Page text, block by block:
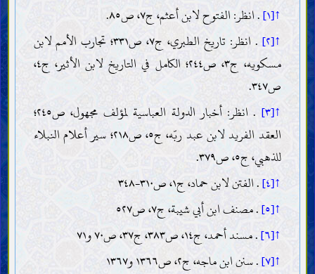
↑[١] . انظر: الفتوح لابن أعثم، ج٧، ص٨٥.
↑[٢]
. انظر: تاريخ الطبري، ج٧، ص٣٣١؛ تجارب الأمم لابن
مسكويه، ج٣، ص٢٤٤؛ الكامل في التاريخ لابن الأثير، ج٤،
ص٣٤٧.
↑[٣]
. انظر: أخبار الدولة العباسية لمؤلف مجهول، ص٢٤٥؛
العقد الفريد لابن عبد ربّه، ج٥، ص٢١٨؛ سير أعلام النبلاء
للذهبي، ج٥، ص٣٧٩.
↑[٤] . الفتن لابن حماد، ج١، ص٣١٠-٣٤٨
↑[٥] . مصنف ابن أبي شيبة، ج٧، ص٥٢٧
↑[٦] . مسند أحمد، ج١٤، ص٣٨٣، ج٣٧، ص٧٠ و٧١
↑[٧] . سنن ابن ماجه، ج٢، ص١٣٦٦ و١٣٦٧